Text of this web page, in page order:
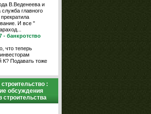
В.Веденеева и
главного
И все "
- банкротство
что теперь
К? Подавать тоже
:
обсуждения
строительства